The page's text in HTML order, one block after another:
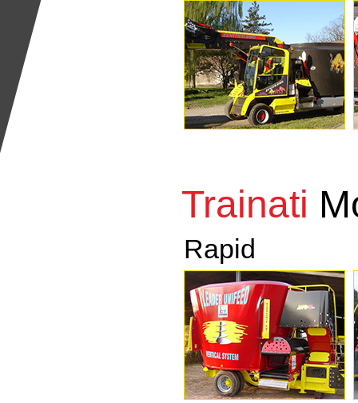
Trainati
Rapid